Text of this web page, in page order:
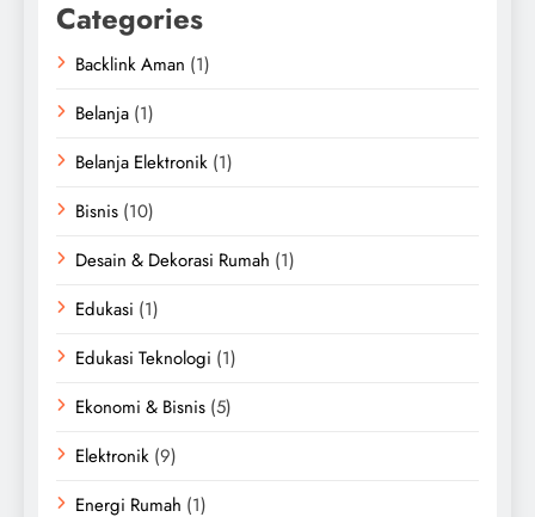
Categories
Backlink Aman (1)
Belanja (1)
Belanja Elektronik (1)
Bisnis (10)
Desain & Dekorasi Rumah (1)
Edukasi (1)
Edukasi Teknologi (1)
Ekonomi & Bisnis (5)
Elektronik (9)
Energi Rumah (1)